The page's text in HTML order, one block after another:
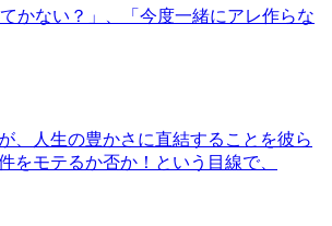
かない？」、「今度一緒にアレ作らな
、人生の豊かさに直結することを彼ら
モテるか否か！という目線で、